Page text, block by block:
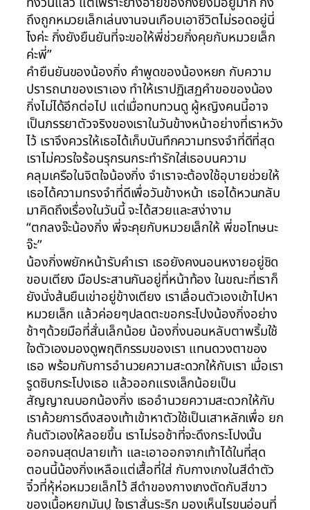
ถึงถูกหมวยเล็กเล่นงานจนเกือบเอาชีวิตไม่รอดอยู่นี่
ไงค่ะ กิ่งยังยืนยันที่จะขอให้พี่ช่วยกิ่งคุยกับหมวยเล็ก
ค่ะพี่”
คำยืนยันของน้องกิ่ง คำพูดของน้องหยก กับความ
ปรารถนาของเราเอง ทำให้เราปฏิเสฏคำขอของน้อง
กิ่งไม่ได้อีกต่อไป แต่เมื่อทบทวนดู ผู้หญิงคนนี้อาจ
เป็นภรรยาตัวจริงของเราในวันข้างหน้าอย่างที่เราหวัง
ไว้ เราจึงควรให้เธอได้เก็บบันทึกความทรงจำที่ดีที่สุด
เราไม่ควรใจร้อนรุกรนกระทำรักใส่เธอบนความ
คลุมเครือในจิตใจน้องกิ่ง จำเราจะต้องใช้อุบายช่วยให้
เธอได้ความทรงจำที่ดีเพื่อวันข้างหน้า เธอได้หวนกลับ
มาคิดถึงเรื่องในวันนี้ จะได้สวยและสง่างาม
“ตกลงจ๊ะน้องกิ่ง พี่จะคุยกับหมวยเล็กให้ พี่ขอโทษนะ
จ๊ะ”
น้องกิ่งพยักหน้ารับคำเรา เธอยังคงนอนหงายอยู่ชิด
ขอบเตียง มือประสานกันอยู่ที่หน้าท้อง ในขณะที่เราก็
ยังนั่งส้นยืนเข่าอยู่ข้างเตียง เราเลื่อนตัวเองเข้าไปหา
หมวยเล็ก แล้วค่อยๆปลดตะขอกระโปงน้องกิ่งอย่าง
ช้าๆด้วยมือที่สั่นเล็กน้อย น้องกิ่งนอนหลับตาพริ้มใช้
ใจตัวเองมองดูพฤติกรรมของเรา แทนดวงตาของ
เธอ พร้อมกับการอำนวยความสะดวกให้กับเรา เมื่อเรา
รูดซิบกระโปงเธอ แล้วออกแรงเล็กน้อยเป็น
สัญญาณบอกน้องกิ่ง เธออำนวยความสะดวกให้กับ
เราค้วยการดึงสองเท้าเข้าหาตัวใช้เป็นเสาหลักเพื่อ ยก
ก้นตัวเองให้ลอยขึ้น เราไม่รอช้าที่จะดึงกระโปงนั้น
ออกจนสุดปลายเท้า และเอาออกจากเท้าได้ในที่สุด
ตอนนี้น้องกิ่งเหลือแต่เสื้อที่ใส่ กับกางเกงในสีดำตัว
จิ๋วที่หุ้ห่อหมวยเล็กไว้ สีดำของกางเกงตัดกับสีขาว
ของเนื้อหยกมันปู ใจเราสั่นระริก มองเห็นไรขนอ่อนที่